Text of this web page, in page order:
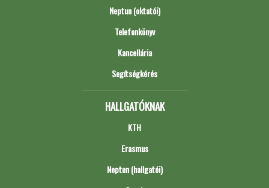
Neptun (oktatói)
Telefonkönyv
Kancellária
Segítségkérés
HALLGATÓKNAK
KTH
Erasmus
Neptun (hallgatói)